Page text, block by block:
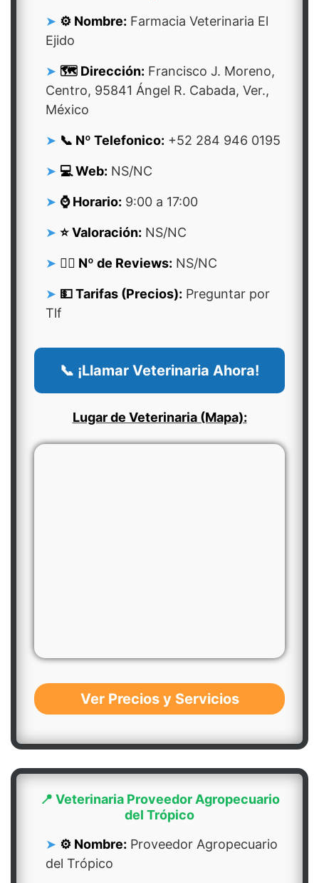
⚙️ Nombre: Farmacia Veterinaria El
Ejido
🗺️ Dirección: Francisco J. Moreno,
Centro, 95841 Ángel R. Cabada, Ver.,
México
📞 Nº Telefonico: +52 284 946 0195
💻 Web: NS/NC
⌚ Horario: 9:00 a 17:00
⭐ Valoración: NS/NC
👍🏻 Nº de Reviews: NS/NC
💵 Tarifas (Precios): Preguntar por
Tlf
📞 ¡Llamar Veterinaria Ahora!
Lugar de Veterinaria (Mapa):
Ver Precios y Servicios
📍 Veterinaria Proveedor Agropecuario
del Trópico
⚙️ Nombre: Proveedor Agropecuario
del Trópico